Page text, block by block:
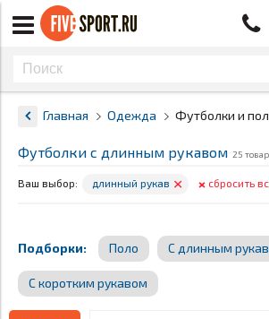
Главная Одежда Футболки и
Футболки с длинным рукавом 25
Ваш выбор: длинный рукав × × сбросить
Подборки: Поло С длинным
С коротким рукавом